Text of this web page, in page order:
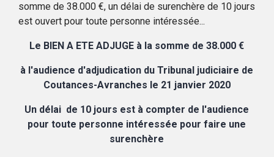
somme de 38.000 €, un délai de surenchère de 10 jours
est ouvert pour toute personne intéressée...
Le BIEN A ETE ADJUGE à la somme de 38.000 €
à l'audience d'adjudication du Tribunal judiciaire de
Coutances-Avranches le 21 janvier 2020
Un délai de 10 jours est à compter de l'audience
pour toute personne intéressée pour faire une
surenchère